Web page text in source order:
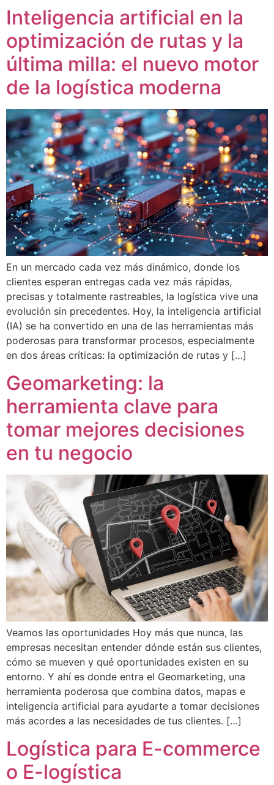
Inteligencia artificial en la
optimización de rutas y la
última milla: el nuevo motor
de la logística moderna
En un mercado cada vez más dinámico, donde los
clientes esperan entregas cada vez más rápidas,
precisas y totalmente rastreables, la logística vive una
evolución sin precedentes. Hoy, la inteligencia artificial
(IA) se ha convertido en una de las herramientas más
poderosas para transformar procesos, especialmente
en dos áreas críticas: la optimización de rutas y […]
Geomarketing: la
herramienta clave para
tomar mejores decisiones
en tu negocio
Veamos las oportunidades Hoy más que nunca, las
empresas necesitan entender dónde están sus clientes,
cómo se mueven y qué oportunidades existen en su
entorno. Y ahí es donde entra el Geomarketing, una
herramienta poderosa que combina datos, mapas e
inteligencia artificial para ayudarte a tomar decisiones
más acordes a las necesidades de tus clientes. […]
Logística para E-commerce
o E-logística